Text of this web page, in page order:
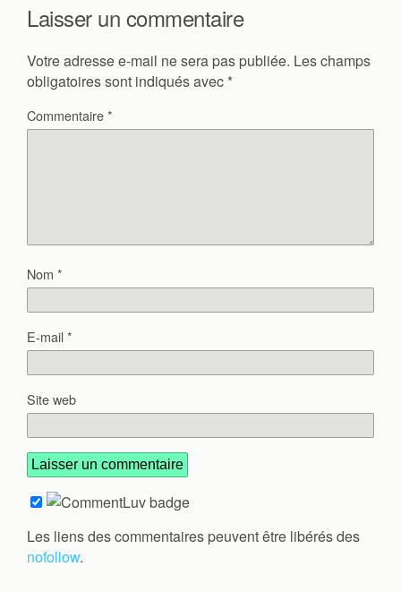
Laisser un commentaire
Votre adresse e-mail ne sera pas publiée. Les champs
obligatoires sont indiqués avec *
Commentaire*
Nom *
E-mail*
Site web
Les liens des commentaires peuvent être libérés des
nofollow.